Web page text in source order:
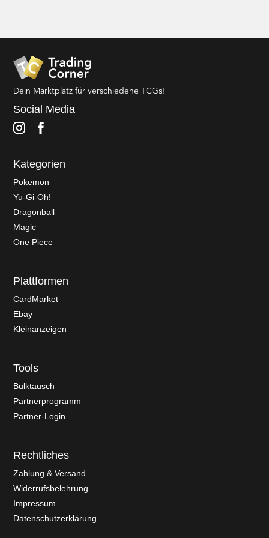
Dein Marktplatz für verschiedene TCGs!
Social Media
Kategorien
Pokemon
Yu-Gi-Oh!
Dragonball
Magic
One Piece
Plattformen
CardMarket
Ebay
Kleinanzeigen
Tools
Bulktausch
Partnerprogramm
Partner-Login
Rechtliches
Zahlung & Versand
Widerrufsbelehrung
Impressum
Datenschutzerklärung